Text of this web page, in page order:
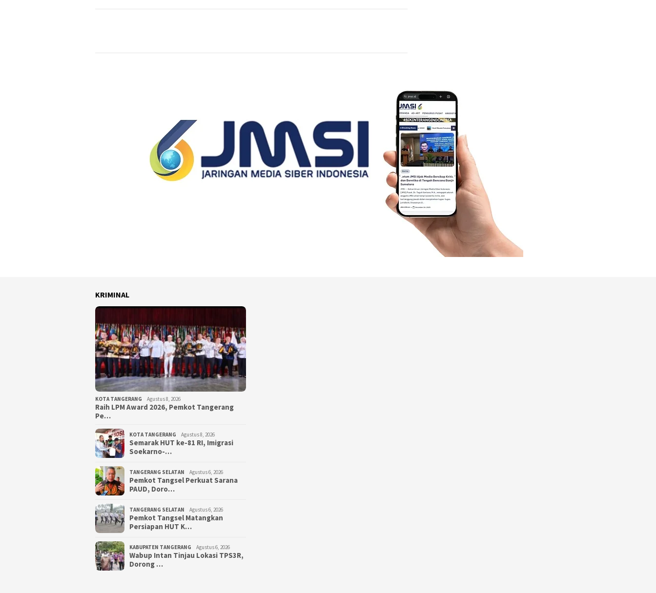
KRIMINAL
KOTA TANGERANG Agustus 8, 2026
Raih LPM Award 2026, Pemkot Tangerang
Pe…
KOTA TANGERANG Agustus 8, 2026
Semarak HUT ke-81 RI, Imigrasi
Soekarno-…
TANGERANG SELATAN Agustus 6, 2026
Pemkot Tangsel Perkuat Sarana
PAUD, Doro…
TANGERANG SELATAN Agustus 6, 2026
Pemkot Tangsel Matangkan
Persiapan HUT K…
KABUPATEN TANGERANG Agustus 6, 2026
Wabup Intan Tinjau Lokasi TPS3R,
Dorong …